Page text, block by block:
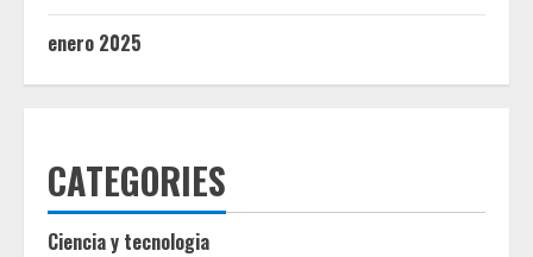
enero 2025
CATEGORIES
Ciencia y tecnologia